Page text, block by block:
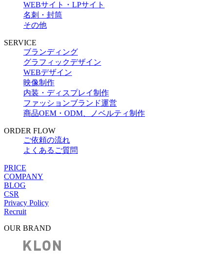
WEBサイト・LPサイト
名刺・封筒
その他
SERVICE
ブランディング
グラフィックデザイン
WEBデザイン
映像制作
内装・ディスプレイ制作
ファッションブランド運営
商品OEM・ODM、ノベルティ制作
ORDER FLOW
ご依頼の流れ
よくあるご質問
PRICE
COMPANY
BLOG
CSR
Privacy Policy
Recruit
OUR BRAND